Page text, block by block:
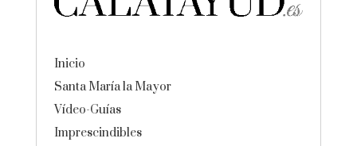
Inicio
Santa María la Mayor
Vídeo-Guías
Imprescindibles